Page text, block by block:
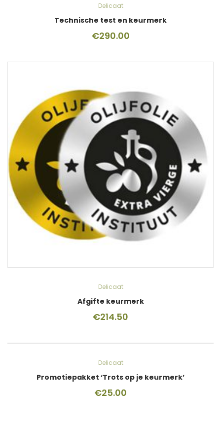
Delicaat
Technische test en keurmerk
€290.00
Delicaat
Afgifte keurmerk
€214.50
Delicaat
Promotiepakket ‘Trots op je keurmerk’
€25.00